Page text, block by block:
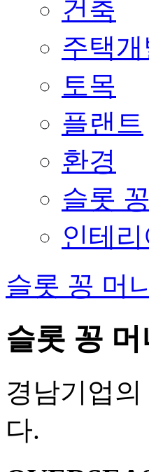
건축
주택
토목
플랜트
환경
슬롯
인테리
슬롯 꽁 머
슬롯 꽁 머
경남기업
다.